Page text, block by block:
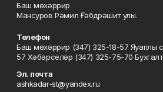
Баш мөхәррир
Мансуров Рәмил Ғәбдрәшит улы.
Телефон
Баш мөхәррир (347) 325-18-57 Яуаплы
57 Хәбәрселәр (347) 325-75-70
Эл. почта
ashkadar-st@yandex.ru